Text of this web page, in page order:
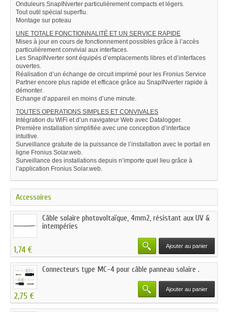
Onduleurs SnapINverter particulièrement compacts et légers.
Tout outil spécial superflu.
Montage sur poteau
UNE TOTALE FONCTIONNALITÉ ET UN SERVICE RAPIDE
Mises à jour en cours de fonctionnement possibles grâce à l’accès
particulièrement convivial aux interfaces.
Les SnapINverter sont équipés d’emplacements libres et d’interfaces
ouvertes.
Réalisation d’un échange de circuit imprimé pour les Fronius Service
Partner encore plus rapide et efficace grâce au SnapINverter rapide à
démonter.
Echange d’appareil en moins d’une minute.
TOUTES OPERATIONS SIMPLES ET CONVIVALES
Intégration du WiFi et d’un navigateur Web avec Datalogger.
Première installation simplifiée avec une conception d’interface
intuitive.
Surveillance gratuite de la puissance de l’installation avec le portail en
ligne Fronius Solar.web.
Surveillance des installations depuis n’importe quel lieu grâce à
l’application Fronius Solar.web.
Accessoires
Câble solaire photovoltaïque, 4mm2, résistant aux UV &
intempéries
1,74 € Ajouter au panier
Connecteurs type MC-4 pour câble panneau solaire .
2,75 €
Ajouter au panier